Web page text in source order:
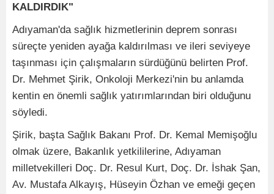
KALDIRDIK"
Adıyaman'da sağlık hizmetlerinin deprem sonrası
süreçte yeniden ayağa kaldırılması ve ileri seviyeye
taşınması için çalışmaların sürdüğünü belirten Prof.
Dr. Mehmet Şirik, Onkoloji Merkezi'nin bu anlamda
kentin en önemli sağlık yatırımlarından biri olduğunu
söyledi.
Şirik, başta Sağlık Bakanı Prof. Dr. Kemal Memişoğlu
olmak üzere, Bakanlık yetkililerine, Adıyaman
milletvekilleri Doç. Dr. Resul Kurt, Doç. Dr. İshak Şan,
Av. Mustafa Alkayış, Hüseyin Özhan ve emeği geçen